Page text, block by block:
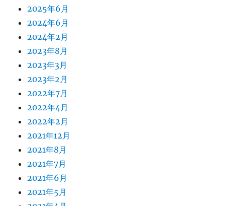
2025年6月
2024年6月
2024年2月
2023年8月
2023年3月
2023年2月
2022年7月
2022年4月
2022年2月
2021年12月
2021年8月
2021年7月
2021年6月
2021年5月